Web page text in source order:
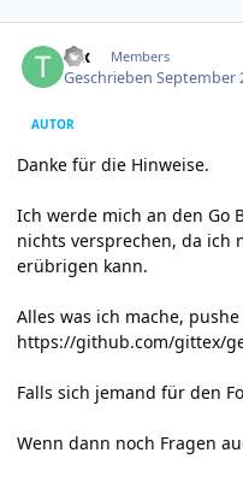
tex Members
GeschriebenSeptember
AUTOR
Danke für die Hinweise.
Ich werde mich an den Go
nichts versprechen, da ich
erübrigen kann.
Alles was ich mache,
https://github.com/gittex/
Falls sich jemand für den
Wenn dann noch Fragen